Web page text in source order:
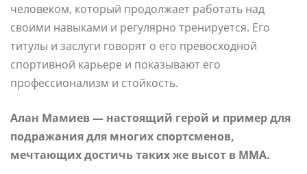
человеком, который продолжает работать над
своими навыками и регулярно тренируется. Его
титулы и заслуги говорят о его превосходной
спортивной карьере и показывают его
профессионализм и стойкость.
Алан Мамиев — настоящий герой и пример для
подражания для многих спортсменов,
мечтающих достичь таких же высот в ММА.